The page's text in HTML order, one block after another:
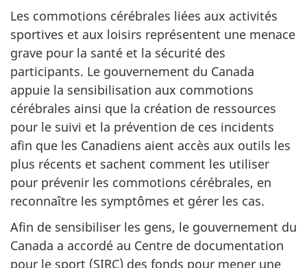
Les commotions cérébrales liées aux activités
sportives et aux loisirs représentent une menace
grave pour la santé et la sécurité des
participants. Le gouvernement du Canada
appuie la sensibilisation aux commotions
cérébrales ainsi que la création de ressources
pour le suivi et la prévention de ces incidents
afin que les Canadiens aient accès aux outils les
plus récents et sachent comment les utiliser
pour prévenir les commotions cérébrales, en
reconnaître les symptômes et gérer les cas.
Afin de sensibiliser les gens, le gouvernement du
Canada a accordé au Centre de documentation
pour le sport (SIRC) des fonds pour mener une